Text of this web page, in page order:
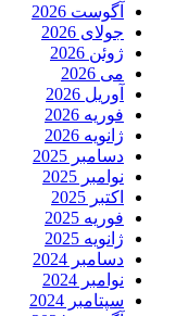
آگوست 2026
جولای 2026
ژوئن 2026
می 2026
آوریل 2026
فوریه 2026
ژانویه 2026
دسامبر 2025
نوامبر 2025
اکتبر 2025
فوریه 2025
ژانویه 2025
دسامبر 2024
نوامبر 2024
سپتامبر 2024